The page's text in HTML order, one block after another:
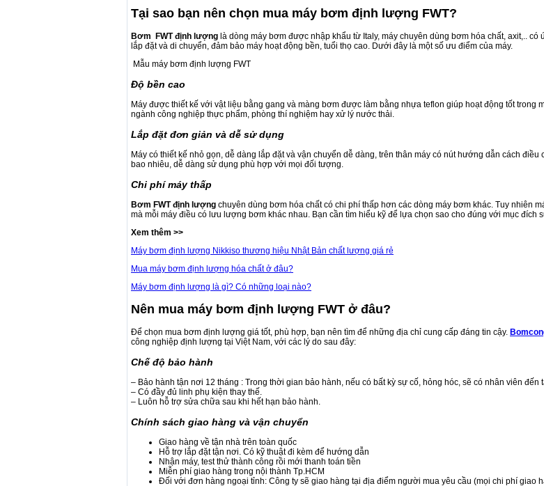
Tại sao bạn nên chọn mua máy bơm định lượng FWT?
Bơm FWT định lượng là dòng máy bơm được nhập khẩu từ Italy, máy chuyên dùng bơm hóa chất, axit,..
lắp đặt và di chuyển, đảm bảo máy hoạt động bền, tuổi thọ cao. Dưới đây là một số ưu điểm của máy.
Mẫu máy bơm định lượng FWT
Độ bền cao
Máy được thiết kế với vật liệu bằng gang và màng bơm được làm bằng nhựa teflon giúp hoạt động tốt trong
ngành công nghiệp thực phẩm, phòng thí nghiệm hay xử lý nước thải.
Lắp đặt đơn giản và dễ sử dụng
Máy có thiết kế nhỏ gọn, dễ dàng lắp đặt và vận chuyển dễ dàng, trên thân máy có nút hướng dẫn cách
bao nhiêu, dễ dàng sử dụng phù hợp với mọi đối tượng.
Chi phí máy thấp
Bơm FWT định lượng chuyên dùng bơm hóa chất có chi phí thấp hơn các dòng máy bơm khác. Tuy nhiên
mà mỗi máy điều có lưu lượng bơm khác nhau. Bạn cần tìm hiểu kỹ để lựa chọn sao cho đúng với mục đích
Xem thêm >>
Máy bơm định lượng Nikkiso thương hiệu Nhật Bản chất lượng giá rẻ
Mua máy bơm định lượng hóa chất ở đâu?
Máy bơm định lượng là gì? Có những loại nào?
Nên mua máy bơm định lượng FWT ở đâu?
Để chọn mua bơm định lượng giá tốt, phù hợp, bạn nên tìm để những địa chỉ cung cấp đáng tin cậy.
công nghiệp định lượng tại Việt Nam, với các lý do sau đây:
Chế độ bảo hành
– Bảo hành tận nơi 12 tháng : Trong thời gian bảo hành, nếu có bất kỳ sự cố, hỏng hóc, sẽ có nhân viên
– Có đầy đủ linh phụ kiện thay thế.
– Luôn hỗ trợ sửa chữa sau khi hết hạn bảo hành.
Chính sách giao hàng và vận chuyển
Giao hàng về tận nhà trên toàn quốc
Hỗ trợ lắp đặt tận nơi. Có kỹ thuật đi kèm để hướng dẫn
Nhận máy, test thử thành công rồi mới thanh toán tiền
Miễn phí giao hàng trong nội thành Tp.HCM
Đối với đơn hàng ngoại tỉnh: Công ty sẽ giao hàng tại địa điểm người mua yêu cầu (mọi chi phí giao